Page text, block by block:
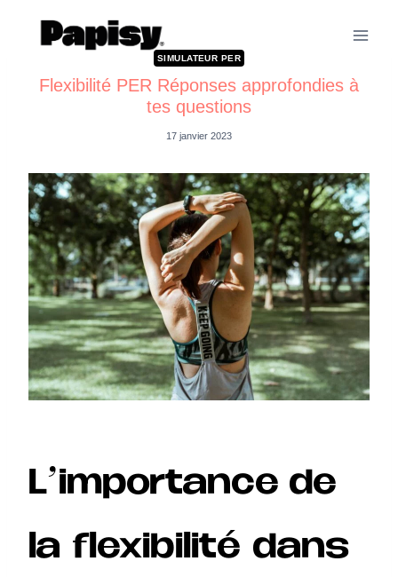
SIMULATEUR PER
Flexibilité PER Réponses approfondies à
tes questions
17 janvier 2023
L’importance de
la flexibilité dans